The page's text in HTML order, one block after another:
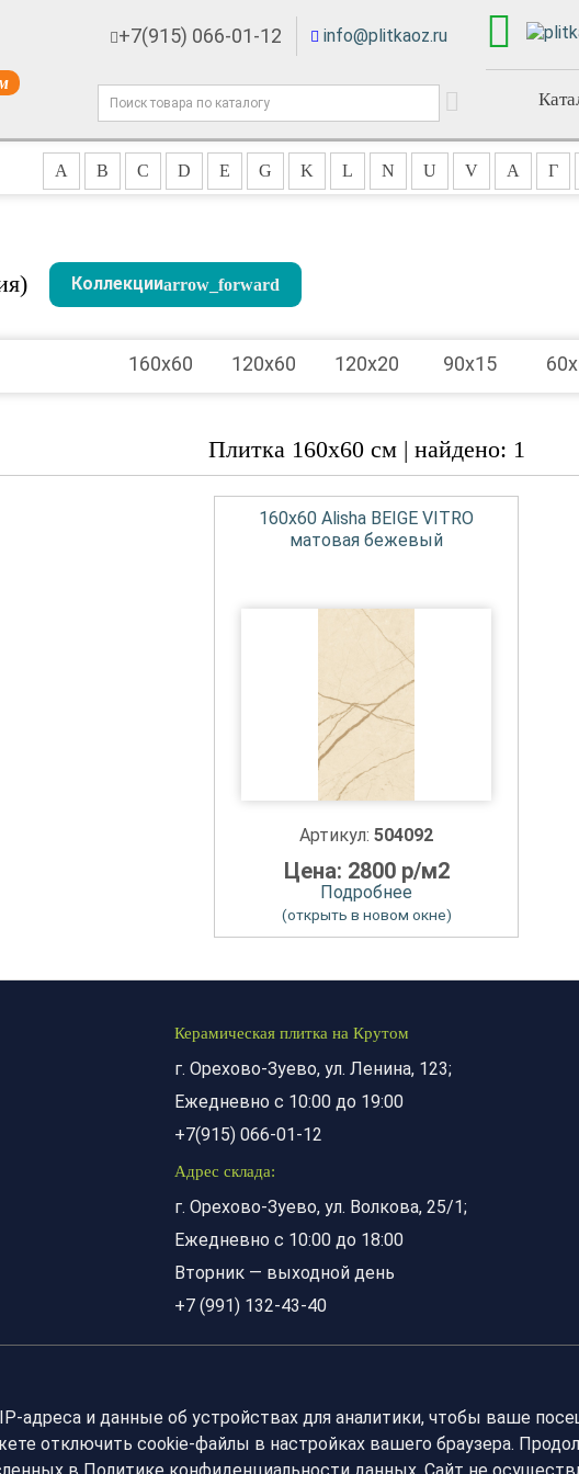
+7(915) 066-01-12 info@plitkaoz.ru
A B C D E G K L N U V А Г
Коллекции
160x60 120x60 120x20 90x15
Плитка 160x60 см | найдено: 1
160x60 Alisha BEIGE VITRO
матовая бежевый
Артикул: 504092
Цена: 2800 р/м2
Подробнее
(открыть в новом окне)
Керамическая плитка на Крутом
г. Орехово-Зуево, ул. Ленина, 123;
Ежедневно с 10:00 до 19:00
+7(915) 066-01-12
Адрес склада:
г. Орехово-Зуево, ул. Волкова, 25/1;
Ежедневно с 10:00 до 18:00
Вторник — выходной день
+7 (991) 132-43-40
адреса и данные об устройствах для аналитики, чтобы ваше
отключить cookie-файлы в настройках вашего браузера.